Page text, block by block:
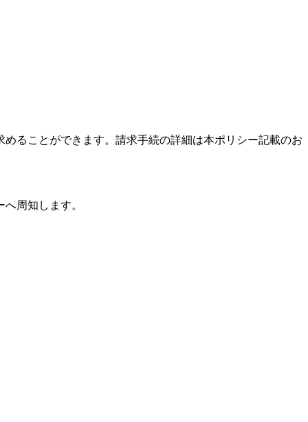
ることができます。請求手続の詳細は本ポリシー記載のお
周知します。